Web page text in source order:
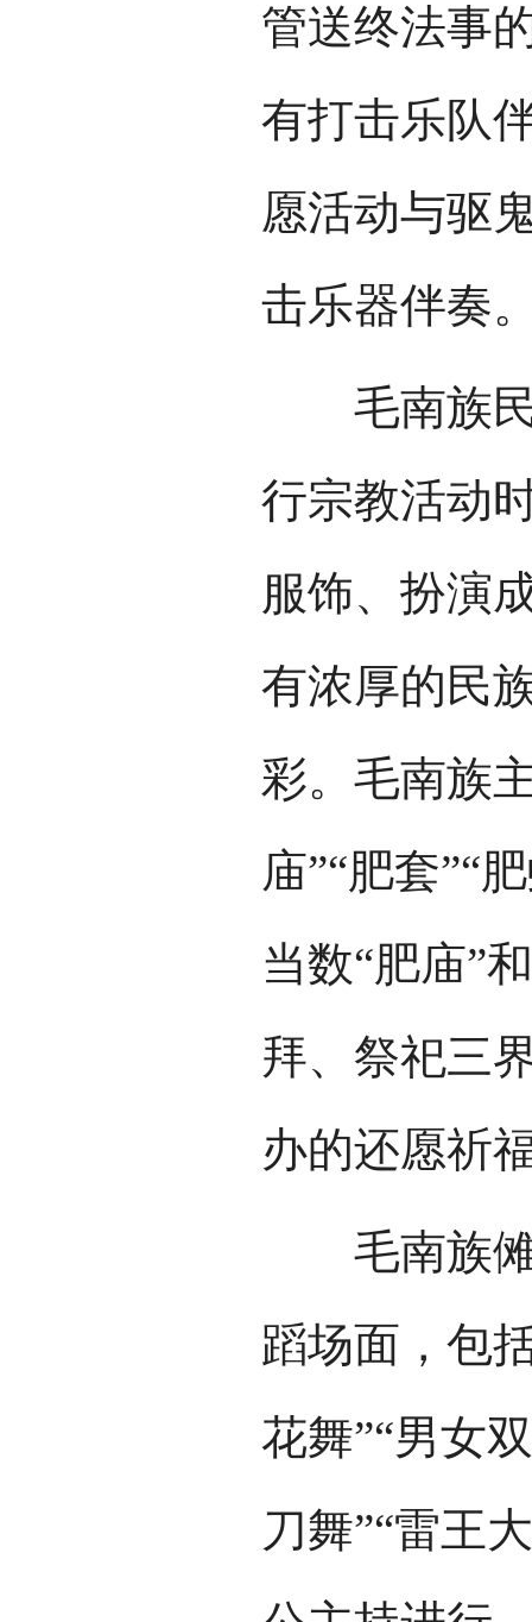
管送终法事
有打击乐队
愿活动与驱
击乐器伴奏
毛南族民
行宗教活动
服饰、扮演
有浓厚的民
彩。毛南族
庙”“肥套”“
当数“肥庙”
拜、祭祀三
办的还愿祈
毛南族傩
蹈场面，包
花舞”“男女
刀舞”“雷王